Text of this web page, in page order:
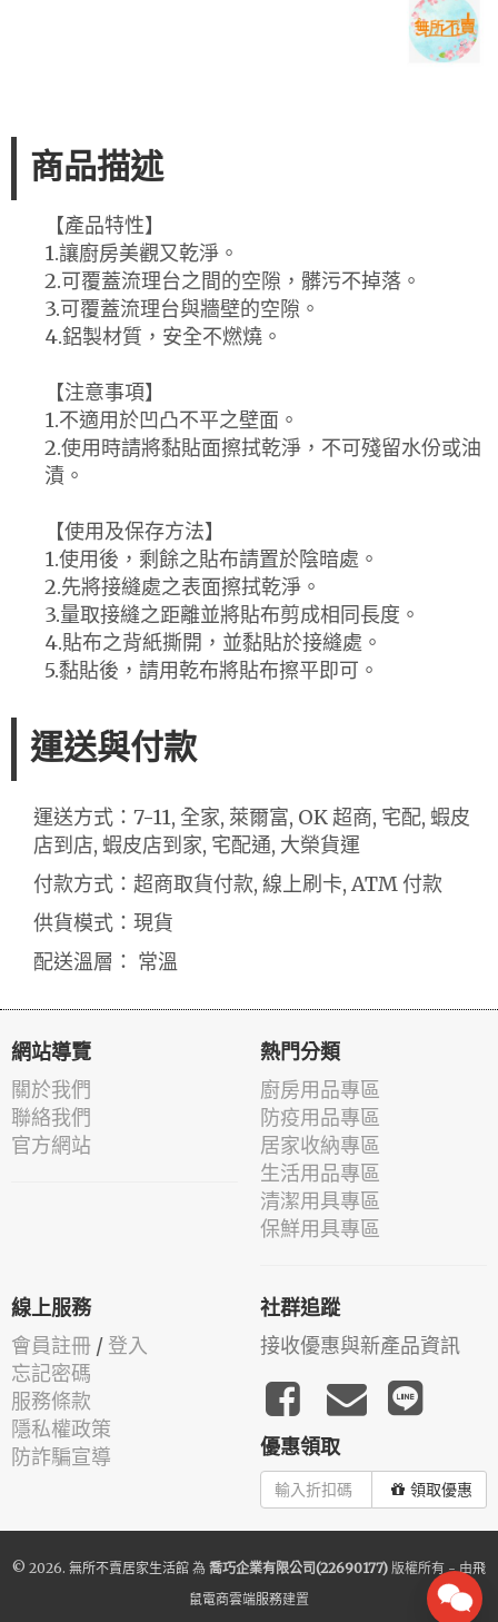
商品描述
【產品特性】
1.讓廚房美觀又乾淨。
2.可覆蓋流理台之間的空隙，髒污不掉落。
3.可覆蓋流理台與牆壁的空隙。
4.鋁製材質，安全不燃燒。
【注意事項】
1.不適用於凹凸不平之壁面。
2.使用時請將黏貼面擦拭乾淨，不可殘留水份或油
漬。
【使用及保存方法】
1.使用後，剩餘之貼布請置於陰暗處。
2.先將接縫處之表面擦拭乾淨。
3.量取接縫之距離並將貼布剪成相同長度。
4.貼布之背紙撕開，並黏貼於接縫處。
5.黏貼後，請用乾布將貼布擦平即可。
運送與付款
運送方式：7-11, 全家, 萊爾富, OK 超商, 宅配, 蝦皮
店到店, 蝦皮店到家, 宅配通, 大榮貨運
付款方式：超商取貨付款, 線上刷卡, ATM 付款
供貨模式：現貨
配送溫層： 常溫
網站導覽
關於我們
聯絡我們
官方網站
熱門分類
廚房用品專區
防疫用品專區
居家收納專區
生活用品專區
清潔用具專區
保鮮用具專區
線上服務
會員註冊 / 登入
忘記密碼
服務條款
隱私權政策
防詐騙宣導
社群追蹤
接收優惠與新產品資訊
優惠領取
領取優惠
© 2026. 無所不賣居家生活館 為 喬巧企業有限公司(22690177) 版權所有 - 由飛
鼠電商雲端服務建置